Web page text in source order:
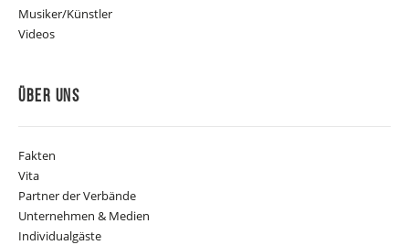
Musiker/Künstler
Videos
Über Uns
Fakten
Vita
Partner der Verbände
Unternehmen & Medien
Individualgäste